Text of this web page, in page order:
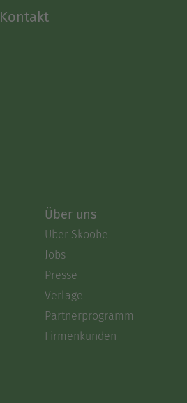
Über uns
Über Skoobe
Jobs
Presse
Verlage
Partnerprogramm
Firmenkunden